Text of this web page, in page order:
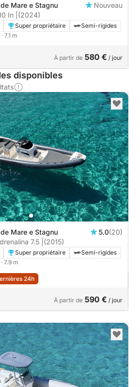
Mare e Stagnu
Nouveau
In | (2024)
Super propriétaire
Semi-rigides
· 7.1 m
À partir de 580 € / jour
disponibles
Mare e Stagnu 5.0(20)
7.5 | (2015)
Super propriétaire
Semi-rigides
· 7.9 m
24h
À partir de 590 € / jour